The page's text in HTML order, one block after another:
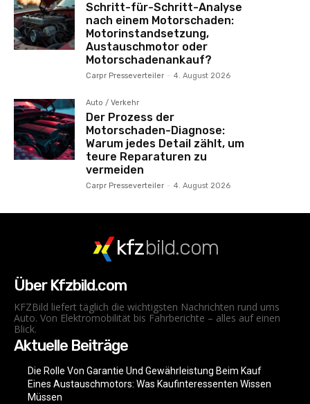
Schritt-für-Schritt-Analyse
nach einem Motorschaden:
Motorinstandsetzung,
Austauschmotor oder
Motorschadenankauf?
Carpr Presseverteiler - 4. August 2026
Auto / Verkehr
Der Prozess der
Motorschaden-Diagnose:
Warum jedes Detail zählt, um
teure Reparaturen zu
vermeiden
Carpr Presseverteiler - 4. August 2026
kfzbild.com
Über Kfzbild.com
KFZBild liefert täglich die wichtigsten Nachrichten rund ums
Auto. Von Elektromobilität bis Fahrberichte – alles auf einen
Blick.
Aktuelle Beiträge
Die Rolle Von Garantie Und Gewährleistung Beim Kauf
Eines Austauschmotors: Was Kaufinteressenten Wissen
Müssen